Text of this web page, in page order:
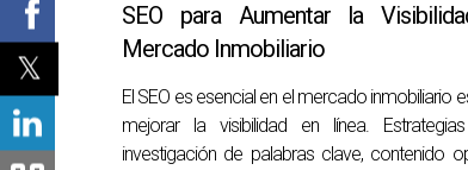
SEO para Aumentar la
Mercado Inmobiliario
El SEO es esencial en el mercado inmobiliario
mejorar la visibilidad en línea.
investigación de palabras clave, contenido